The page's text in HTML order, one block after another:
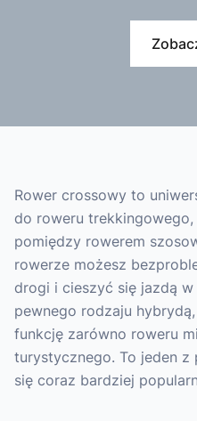
Rower crossowy to
do roweru
pomiędzy rowerem
rowerze możesz
drogi i cieszyć się jazdą
pewnego rodzaju
funkcję zarówno roweru
turystycznego. To jeden
się coraz bardziej